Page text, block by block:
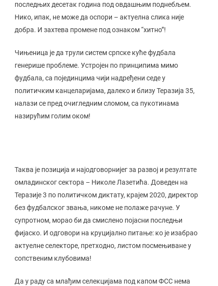
последњих десетак година под овдашњим поднебљем.
Нико, ипак, не може да оспори – актуелна слика није
добра. И захтева промене под ознаком “хитно”!
Чињеница је да трули систем српске куће фудбала
генерише проблеме. Устројен по принципима мимо
фудбала, са појединцима чији надређени седе у
политичким канцеларијама, далеко и близу Теразија 35,
налази се пред очигледним сломом, са пукотинама
назирућим голим оком!
Таква је позиција и најодговорнијег за развој и резултате
омладинског сектора – Николе Лазетића. Доведен на
Теразије 3 по политичком диктату, крајем 2020, директор
без фудбалског звања, никоме не полаже рачуне. У
супротном, морао би да смислено појасни последњи
фијаско. И одговори на круцијално питање: ко је изабрао
актуелне селекторе, претходно, листом посмењиване у
сопственим клубовима!
Да у раду са млађим селекцијама под капом ФСС нема